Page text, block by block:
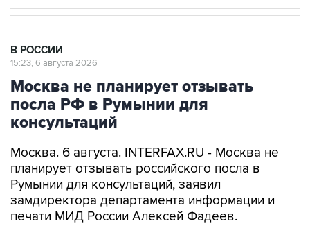
Москва не планирует отзывать
посла РФ в Румынии для
консультаций
Москва. 6 августа. INTERFAX.RU - Москва не
Румынии для консультаций, заявил
замдиректора департамента информации и
печати МИД России Алексей Фадеев.
"Я готов повторить, что мы отвергаем